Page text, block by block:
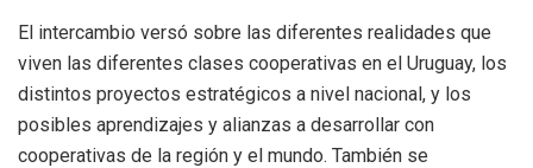
El intercambio versó sobre las diferentes realidades que
viven las diferentes clases cooperativas en el Uruguay, los
distintos proyectos estratégicos a nivel nacional, y los
posibles aprendizajes y alianzas a desarrollar con
cooperativas de la región y el mundo. También se